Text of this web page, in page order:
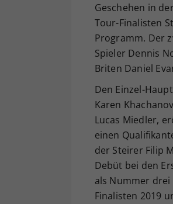
Geschehen in
Tour-Finalisten
Programm. Der
Spieler Dennis
Briten Daniel
Den Einzel-
Karen
Lucas Miedler,
einen
der Steirer Filip
Debüt bei den
als Nummer drei
Finalisten 2019